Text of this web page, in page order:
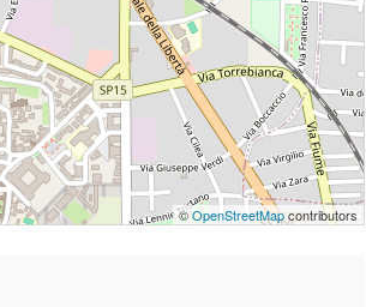
©OpenStreetMapcontributors